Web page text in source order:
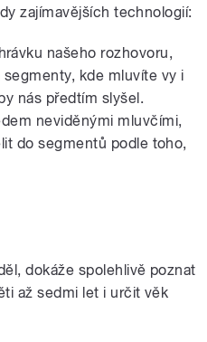
zajímavějších technologií:
našeho rozhovoru,
kde mluvíte vy i
nás předtím slyšel.
neviděnými mluvčími,
do segmentů podle toho,
dokáže spolehlivě poznat
až sedmi let i určit věk